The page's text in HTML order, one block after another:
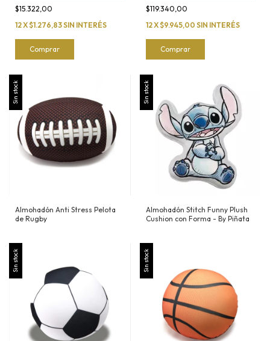
$15.322,00
12X$1.276,83SIN INTERÉS
Comprar
$119.340,00
12X$9.945,00 SIN INTERÉS
Comprar
Sin stock
Almohadón Anti Stress Pelota
de Rugby
Sin stock
Almohadón Stitch Funny Plush
Cushion con Forma - By Piñata
Sin stock Sin stock